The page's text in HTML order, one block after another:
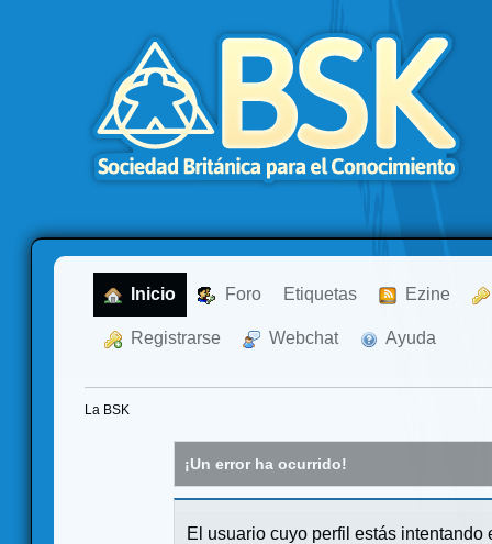
Inicio Foro Etiquetas Ezine
Registrarse Webchat Ayuda
La BSK
¡Un error ha ocurrido!
El usuario cuyo perfil estás intentando